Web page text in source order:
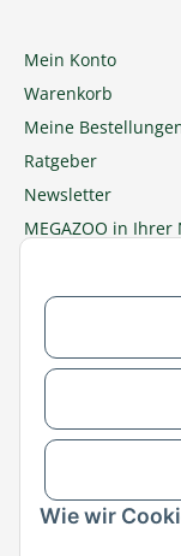
Wie wir
Mein Konto
Warenkorb
Meine
Ratgeber
Newsletter
MEGAZOO in Ihrer
Zu MEGAZOO-
Versandpartner